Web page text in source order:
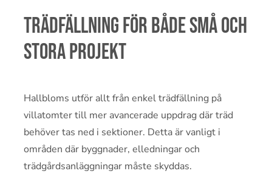
Trädfällning för både små och
stora projekt
Hallbloms utför allt från enkel trädfällning på
villatomter till mer avancerade uppdrag där träd
behöver tas ned i sektioner. Detta är vanligt i
områden där byggnader, elledningar och
trädgårdsanläggningar måste skyddas.